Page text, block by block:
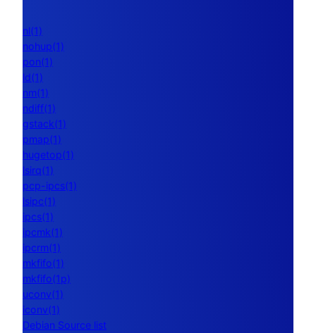
nl(1)
nohup(1)
pon(1)
ld(1)
nm(1)
ndiff(1)
gstack(1)
pmap(1)
hugetop(1)
lsirq(1)
pcp-ipcs(1)
lsipc(1)
ipcs(1)
ipcmk(1)
ipcrm(1)
mkfifo(1)
mkfifo(1p)
uconv(1)
iconv(1)
Debian Source list